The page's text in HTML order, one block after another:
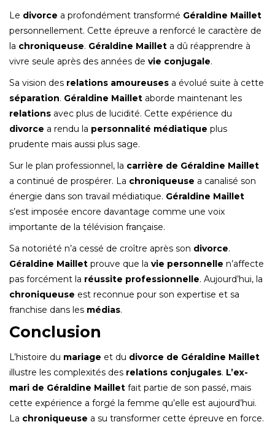
Le divorce a profondément transformé Géraldine Maillet
personnellement. Cette épreuve a renforcé le caractère de
la chroniqueuse. Géraldine Maillet a dû réapprendre à
vivre seule après des années de vie conjugale.
Sa vision des relations amoureuses a évolué suite à cette
séparation. Géraldine Maillet aborde maintenant les
relations avec plus de lucidité. Cette expérience du
divorce a rendu la personnalité médiatique plus
prudente mais aussi plus sage.
Sur le plan professionnel, la carrière de Géraldine Maillet
a continué de prospérer. La chroniqueuse a canalisé son
énergie dans son travail médiatique. Géraldine Maillet
s’est imposée encore davantage comme une voix
importante de la télévision française.
Sa notoriété n’a cessé de croître après son divorce.
Géraldine Maillet prouve que la vie personnelle n’affecte
pas forcément la réussite professionnelle. Aujourd’hui, la
chroniqueuse est reconnue pour son expertise et sa
franchise dans les médias.
Conclusion
L’histoire du mariage et du divorce de Géraldine Maillet
illustre les complexités des relations conjugales. L’ex-
mari de Géraldine Maillet fait partie de son passé, mais
cette expérience a forgé la femme qu’elle est aujourd’hui.
La chroniqueuse a su transformer cette épreuve en force.